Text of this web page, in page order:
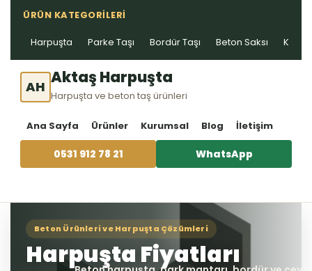
ÜRÜN KATEGORILERI
Harpuşta Parke Taşı Bordür Taşı Beton Saksı Kablo
AH Aktaş Harpuşta
Harpuşta ve beton taş ürünleri
Ana Sayfa Ürünler Kurumsal Blog İletişim
0531 912 78 21 WhatsApp